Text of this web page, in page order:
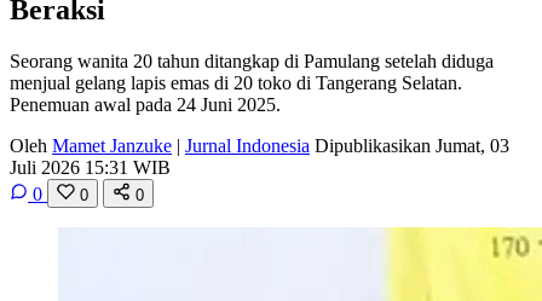
Beraksi
Seorang wanita 20 tahun ditangkap di Pamulang setelah diduga
menjual gelang lapis emas di 20 toko di Tangerang Selatan.
Penemuan awal pada 24 Juni 2025.
Oleh Mamet Janzuke | Jurnal Indonesia Dipublikasikan Jumat, 03
Juli 2026 15:31 WIB
0
0 0